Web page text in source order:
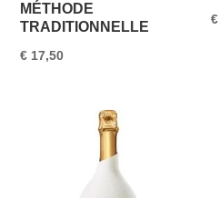
MÉTHODE
TRADITIONNELLE
€ 17,50
€